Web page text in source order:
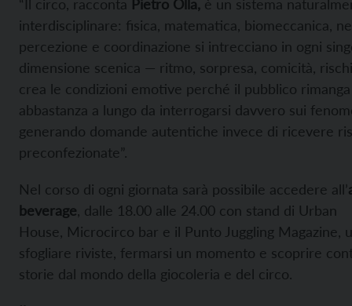
“Il circo, racconta Pietro Olla, è un sistema
interdisciplinare: fisica, matematica, biomeccanica,
percezione e coordinazione si intrecciano in ogni
dimensione scenica — ritmo, sorpresa, comicità,
crea le condizioni emotive perché il pubblico
abbastanza a lungo da interrogarsi davvero sui
generando domande autentiche invece di ricevere
preconfezionate”.
Nel corso di ogni giornata sarà possibile accedere all’
beverage , dalle 18.00 alle 24.00 con stand di Urban
House, Microcirco bar e il Punto Juggling Magazine,
sfogliare riviste, fermarsi un momento e scoprire
storie dal mondo della giocoleria e del circo.